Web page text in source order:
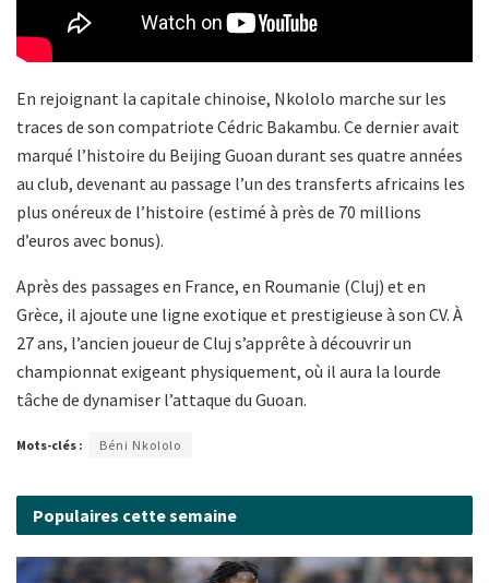
En rejoignant la capitale chinoise, Nkololo marche sur les
traces de son compatriote Cédric Bakambu. Ce dernier avait
marqué l’histoire du Beijing Guoan durant ses quatre années
au club, devenant au passage l’un des transferts africains les
plus onéreux de l’histoire (estimé à près de 70 millions
d’euros avec bonus).
Après des passages en France, en Roumanie (Cluj) et en
Grèce, il ajoute une ligne exotique et prestigieuse à son CV. À
27 ans, l’ancien joueur de Cluj s’apprête à découvrir un
championnat exigeant physiquement, où il aura la lourde
tâche de dynamiser l’attaque du Guoan.
Mots-clés : Béni Nkololo
Populaires cette semaine